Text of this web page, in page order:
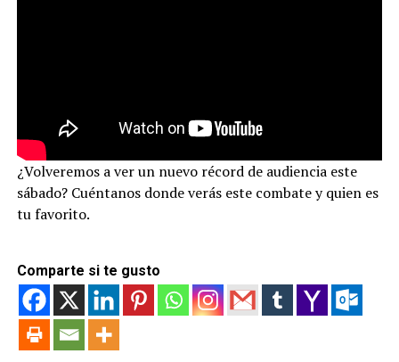
¿Volveremos a ver un nuevo récord de audiencia este
sábado? Cuéntanos donde verás este combate y quien es
tu favorito.
Comparte si te gusto